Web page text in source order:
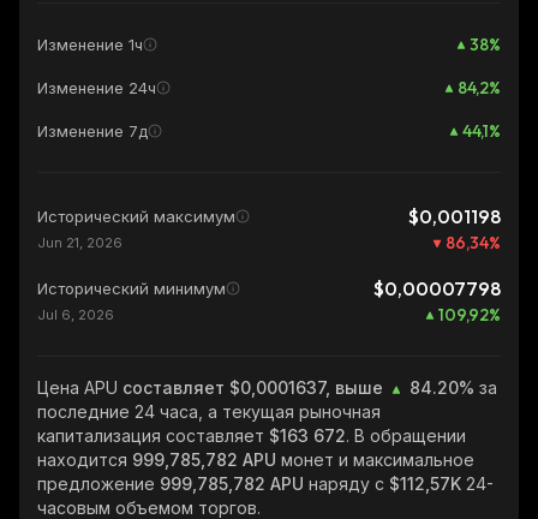
Изменение 1ч 38%
Изменение 24ч 84,2%
Изменение 7д 44,1%
Исторический максимум $0,001198
Jun 21, 2026 86,34%
Исторический минимум $0,00007798
Jul 6, 2026 109,92%
Цена APU составляет $0,0001637, выше 84.20% за
последние 24 часа, а текущая рыночная
капитализация составляет $163 672. В обращении
находится 999,785,782 APU монет и максимальное
предложение 999,785,782 APU наряду с $112,57K 24-
часовым объемом торгов.